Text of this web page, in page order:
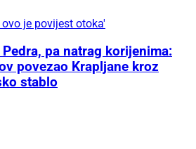
je povijest otoka'
pa natrag korijenima:
povezao Krapljane kroz
stablo